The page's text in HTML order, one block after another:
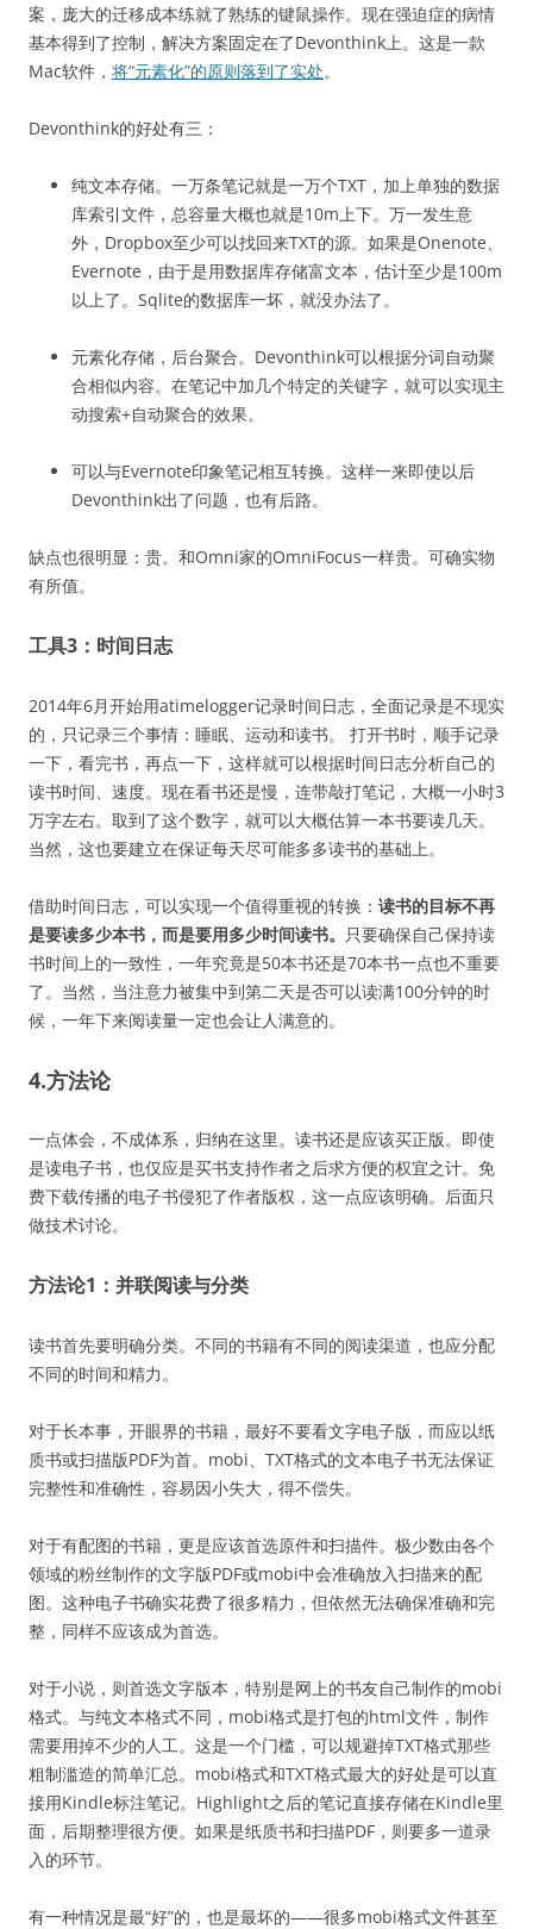
案，庞大的迁移成本练就了熟练的键鼠操作。现在强迫症的病情
基本得到了控制，解决方案固定在了Devonthink上。这是一款
Mac软件， 将“元素化”的原则落到了实处。
Devonthink的好处有三：
纯文本存储。一万条笔记就是一万个TXT，加上单独的数据
库索引文件，总容量大概也就是10m上下。万一发生意
外，Dropbox至少可以找回来TXT的源。如果是Onenote、
Evernote，由于是用数据库存储富文本，估计至少是100m
以上了。Sqlite的数据库一坏，就没办法了。
元素化存储，后台聚合。Devonthink可以根据分词自动聚
合相似内容。在笔记中加几个特定的关键字，就可以实现主
动搜索+自动聚合的效果。
可以与Evernote印象笔记相互转换。这样一来即使以后
Devonthink出了问题，也有后路。
缺点也很明显：贵。和Omni家的OmniFocus一样贵。可确实物
有所值。
工具3：时间日志
2014年6月开始用atimelogger记录时间日志，全面记录是不现实
的，只记录三个事情：睡眠、运动和读书。 打开书时，顺手记录
一下，看完书，再点一下，这样就可以根据时间日志分析自己的
读书时间、速度。现在看书还是慢，连带敲打笔记，大概一小时3
万字左右。取到了这个数字，就可以大概估算一本书要读几天。
当然，这也要建立在保证每天尽可能多多读书的基础上。
借助时间日志，可以实现一个值得重视的转换： 读书的目标不再
是要读多少本书，而是要用多少时间读书。 只要确保自己保持读
书时间上的一致性，一年究竟是50本书还是70本书一点也不重要
了。当然，当注意力被集中到第二天是否可以读满100分钟的时
候，一年下来阅读量一定也会让人满意的。
4.方法论
一点体会，不成体系，归纳在这里。读书还是应该买正版。即使
是读电子书，也仅应是买书支持作者之后求方便的权宜之计。免
费下载传播的电子书侵犯了作者版权，这一点应该明确。后面只
做技术讨论。
方法论1：并联阅读与分类
读书首先要明确分类。不同的书籍有不同的阅读渠道，也应分配
不同的时间和精力。
对于长本事，开眼界的书籍，最好不要看文字电子版，而应以纸
质书或扫描版PDF为首。mobi、TXT格式的文本电子书无法保证
完整性和准确性，容易因小失大，得不偿失。
对于有配图的书籍，更是应该首选原件和扫描件。极少数由各个
领域的粉丝制作的文字版PDF或mobi中会准确放入扫描来的配
图。这种电子书确实花费了很多精力，但依然无法确保准确和完
整，同样不应该成为首选。
对于小说，则首选文字版本，特别是网上的书友自己制作的mobi
格式。与纯文本格式不同，mobi格式是打包的html文件，制作
需要用掉不少的人工。这是一个门槛，可以规避掉TXT格式那些
粗制滥造的简单汇总。mobi格式和TXT格式最大的好处是可以直
接用Kindle标注笔记。Highlight之后的笔记直接存储在Kindle里
面，后期整理很方便。如果是纸质书和扫描PDF，则要多一道录
入的环节。
有一种情况是最“好”的，也是最坏的——很多mobi格式文件甚至